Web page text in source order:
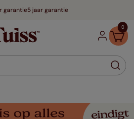
5 jaar garantie
0